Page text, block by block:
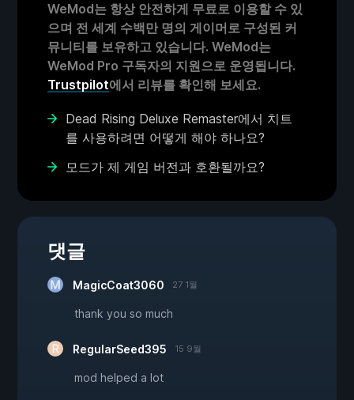
WeMod는 항상 안전하게 무료로 이용할 수 있
으며 전 세계 수백만 명의 게이머로 구성된 커
뮤니티를 보유하고 있습니다. WeMod는
WeMod Pro 구독자의 지원으로 운영됩니다.
Trustpilot에서 리뷰를 확인해 보세요.
Dead Rising Deluxe Remaster에서 치트
를 사용하려면 어떻게 해야 하나요?
모드가 제 게임 버전과 호환될까요?
댓글
MagicCoat3060 27 1월
thank you so much
RegularSeed395 15 9월
mod helped a lot